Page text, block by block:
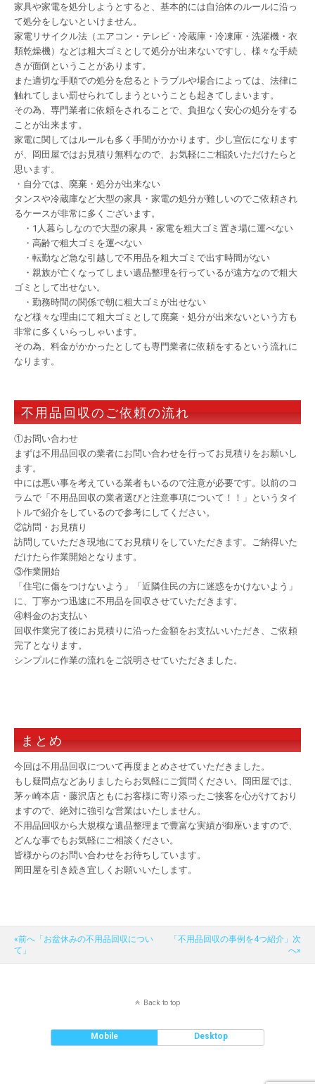
家具や家電を処分しようとすると、基本的には自治体のルールに沿っ
て処分をしないといけません。
家電リサイクル法（エアコン・テレビ・冷蔵庫・冷凍庫・洗濯機・衣
類乾燥機）などは粗大ゴミとして処分が出来ないですし、様々な手続
きが面倒ということがあります。
また適切な手順での処分を怠るとトラブルや場合によっては、法律に
触れてしまい罰せられてしまうということも起きてしまいます。
その為、専門業者に依頼をされることで、負担なく安心の処分をする
ことが出来ます。
家電に関してはルールも多く手間がかかります。少し宣伝になります
が、岡田屋ではお見積り無料なので、お気軽にご相談いただけたらと
思います。
・自分では、廃棄・処分が出来ない
タンスや冷蔵庫など大型の家具・家電の処分が難しいのでご依頼され
るケースが非常に多くございます。
・1人暮らしなので大型の家具・家電を粗大ゴミ置き場に運べない
・高齢で粗大ゴミを運べない
・転勤など急な引越しで不用品を粗大ゴミで出す時間がない
・親族が亡くなってしまい遺品整理を行っているが遠方なので粗大
ゴミとして出せない。
・勤務時間の関係で朝に粗大ゴミが出せない
など様々な理由にて粗大ゴミとして廃棄・処分が出来ないという方も
非常に多くいらっしゃいます。
その為、料金がかかったとしても専門業者に依頼をするという流れに
なります。
不用品回収のご依頼の流れ
①お問い合わせ
まずは不用品回収の業者にお問い合わせを行ってお見積りをお願いし
ます。
中には悪い事を考えている業者もいるので注意が必要です。以前のコ
ラムで「不用品回収の業者選びと注意事項について！！」というタイ
トルで紹介をしているので参考にしてください。
②訪問・お見積り
訪問していただき現地にてお見積りをしていただきます。ご納得いた
だけたら作業開始となります。
③作業開始
「住宅に傷をつけないよう」「近隣住民の方に迷惑をかけないよう」
に、丁寧かつ迅速に不用品を回収させていただきます。
④料金のお支払い
回収作業完了後にお見積りに沿った金額をお支払いいただき、ご依頼
完了となります。
シンプルに作業の流れをご説明させていただきました。
まとめ
今回は不用品回収について再度まとめさせていただきました。
もし疑問点などありましたらお気軽にご質問ください。岡田屋では、
茅ヶ崎本店・藤沢店ともにお客様に寄り添ったご接客を心がけており
ますので、絶対に強引な営業はいたしません。
不用品回収から大規模な遺品整理まで豊富な実績が御座いますので、
どんな事でもお気軽にご相談ください。
皆様からのお問い合わせをお待ちしています。
岡田屋を引き続き宜しくお願いいたします。
«前へ「お盆休みの不用品回収につい
て」
「不用品回収の事例を4つ紹介」次
へ»
Back to top
Mobile Desktop